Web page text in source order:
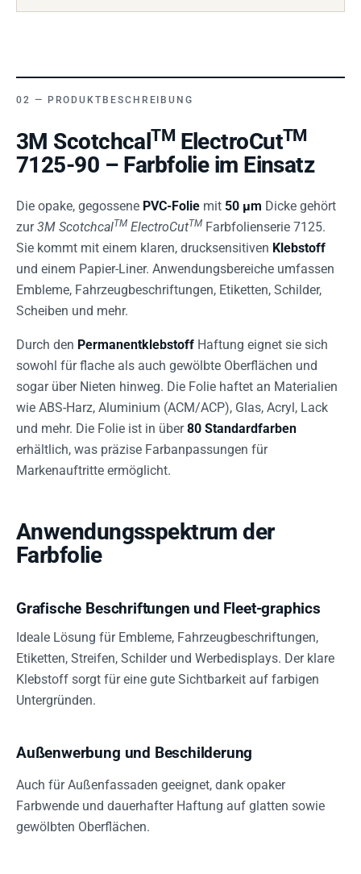
PRODUKTBESCHREIBUNG
3M ScotchcalTM ElectroCutTM
7125-90 – Farbfolie im Einsatz
Die opake, gegossene PVC-Folie mit 50 µm Dicke gehört
zur3M ScotchcalTM ElectroCutTM Farbfolienserie 7125.
Sie kommt mit einem klaren, drucksensitiven Klebstoff
und einem Papier-Liner. Anwendungsbereiche umfassen
Embleme, Fahrzeugbeschriftungen, Etiketten, Schilder,
Scheiben und mehr.
Durch den Permanentklebstoff Haftung eignet sie sich
sowohl für flache als auch gewölbte Oberflächen und
sogar über Nieten hinweg. Die Folie haftet an Materialien
wie ABS-Harz, Aluminium (ACM/ACP), Glas, Acryl, Lack
und mehr. Die Folie ist in über80 Standardfarben
erhältlich, was präzise Farbanpassungen für
Markenauftritte ermöglicht.
Anwendungsspektrum der
Farbfolie
Grafische Beschriftungen und Fleet-graphics
Ideale Lösung für Embleme, Fahrzeugbeschriftungen,
Etiketten, Streifen, Schilder und Werbedisplays. Der klare
Klebstoff sorgt für eine gute Sichtbarkeit auf farbigen
Untergründen.
Außenwerbung und Beschilderung
Auch für Außenfassaden geeignet, dank opaker
Farbwende und dauerhafter Haftung auf glatten sowie
gewölbten Oberflächen.